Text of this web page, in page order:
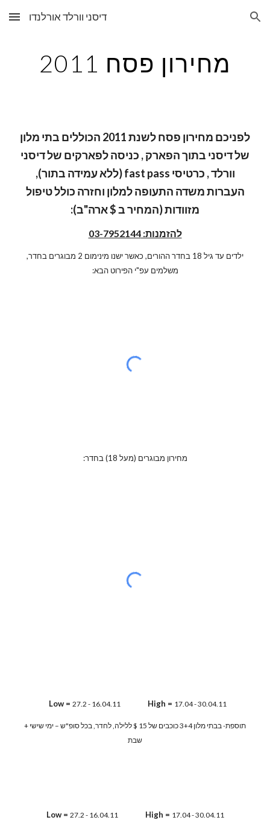
Skip to main content Skip to navigation דיסני וורלד אורלנדו
מחירון פסח 2011
לפניכם מחירון פסח לשנת 2011 הכוללים בתי מלון
של דיסני בתוך הפארק , כניסה לפארקים של דיסני
וורלד , כרטיסי fast pass (ללא עמידה בתור),
העברות משדה התעופה למלון וחזרה כולל טיפול
מזוודות (המחיר ב $ ארה"ב):
להזמנות: 03-7952144
ילדים עד גיל 18 בחדר ההורים, כאשר ישנו מינימום 2 מבוגרים בחדר,
משלמים עפ"י הפירוט הבא:
מחירון מבוגרים (מעל 18) בחדר:
Low = 27.2 - 16.04.11 High = 17.04 - 30.04.11
תוספת- בבתי מלון 3+4 כוכבים של 15 $ ללילה, לחדר, בכל סופ"ש – ימי שישי +
שבת
Low = 27.2 - 16.04.11 High = 17.04 - 30.04.11